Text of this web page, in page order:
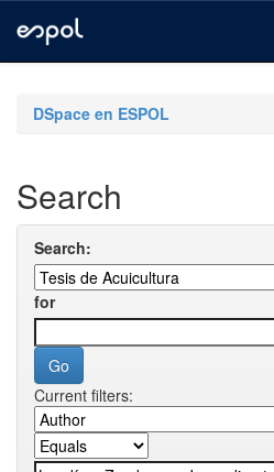
navigationDSpace en ESPOL
Search
Search:
for
Current filters: